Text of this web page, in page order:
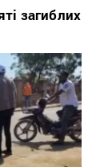
загиблих